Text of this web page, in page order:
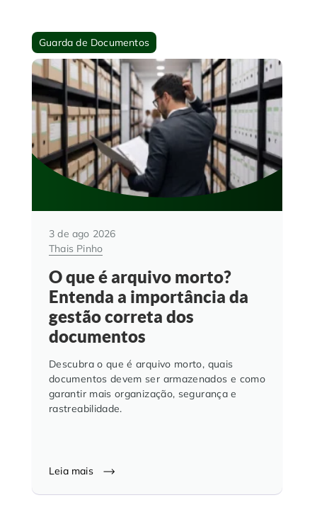
Guarda de Documentos
3 de ago 2026
Thais Pinho
O que é arquivo morto?
Entenda a importância da
gestão correta dos
documentos
Descubra o que é arquivo morto, quais
documentos devem ser armazenados e como
garantir mais organização, segurança e
rastreabilidade.
Leia mais